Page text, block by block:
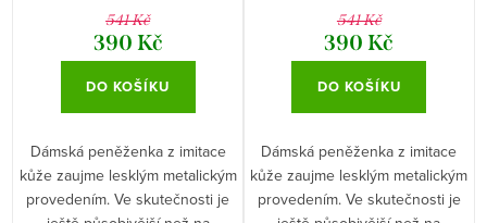
metalická
541 Kč
390 Kč
DO KOŠÍKU
Dámská peněženka z imitace
kůže zaujme lesklým metalickým
provedením. Ve skutečnosti je
metalická
541 Kč
390 Kč
DO KOŠÍKU
Dámská peněženka z imitace
kůže zaujme lesklým metalickým
provedením. Ve skutečnosti je